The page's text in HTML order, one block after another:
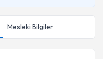
Mesleki Bilgiler